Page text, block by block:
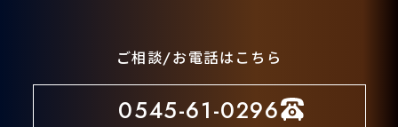
WELFARE
福祉
ご相談/お電話はこちら
0545-61-0296